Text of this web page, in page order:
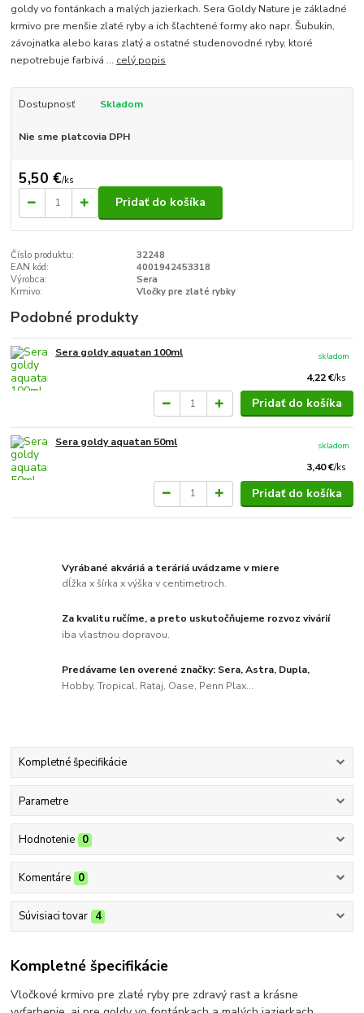
goldy vo fontánkach a malých jazierkach. Sera Goldy Nature je základné
krmivo pre menšie zlaté ryby a ich šľachtené formy ako napr. Šubukin,
závojnatka alebo karas zlatý a ostatné studenovodné ryby, ktoré
nepotrebuje farbivá ... celý popis
Dostupnosť Skladom
Nie sme platcovia DPH
5,50 €/ks
Pridať do košíka
Číslo produktu:
32248
EAN kód:
4001942453318
Výrobca:
Sera
Krmivo:
Vločky pre zlaté rybky
Podobné produkty
Sera goldy aquatan 100ml
4,22 €/ks
skladom
Pridať do košíka
Sera goldy aquatan 50ml
3,40 €/ks
skladom
Pridať do košíka
Vyrábané akváriá a teráriá uvádzame v miere
dĺžka x šírka x výška v centimetroch.
Za kvalitu ručíme, a preto uskutočňujeme rozvoz vivárií
iba vlastnou dopravou.
Predávame len overené značky: Sera, Astra, Dupla,
Hobby, Tropical, Rataj, Oase, Penn Plax...
Kompletné špecifikácie
Parametre
Hodnotenie 0
Komentáre 0
Súvisiaci tovar 4
Kompletné špecifikácie
Vločkové krmivo pre zlaté ryby pre zdravý rast a krásne